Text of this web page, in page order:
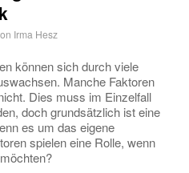
Irma Hesz
können sich durch viele
Manche Faktoren
Dies muss im Einzelfall
doch grundsätzlich ist eine
es um das eigene
spielen eine Rolle, wenn